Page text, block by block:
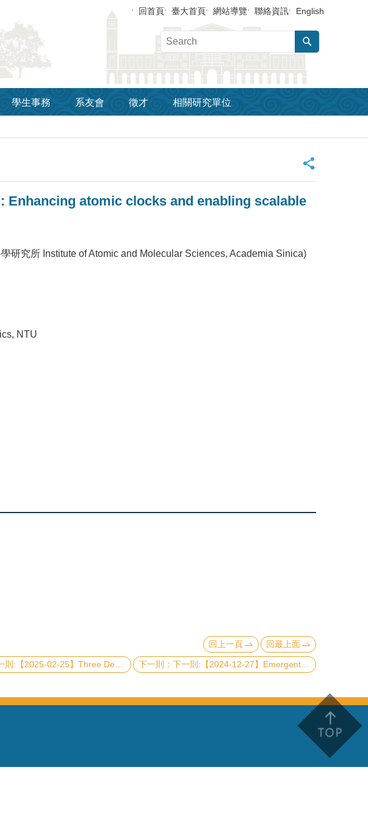
回首頁 臺大首頁 網站導覽 聯絡資訊 English
學生事務 系友會 徵才 相關研究單位
_
Enhancing atomic clocks and enabling scalable
研究所 Institute of Atomic and Molecular Sciences, Academia Sinica)
NTU
回上一頁 回最上面
:【2025-02-25】Three Decades of Science in Silhouette 下一則:【2024-12-27】Emergent electromagnetic phenomena in spin chiral matter